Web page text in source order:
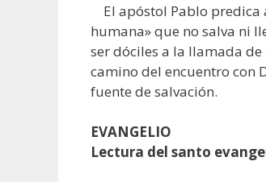
El apóstol Pablo predica
humana» que no salva ni
ser dóciles a la llamada de
camino del encuentro con
fuente de salvación.
EVANGELIO
Lectura del santo